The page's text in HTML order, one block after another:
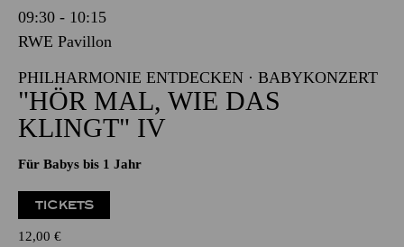
09:30 - 10:15
RWE Pavillon
PHILHARMONIE ENTDECKEN · BABYKONZERT
"HÖR MAL, WIE DAS
KLINGT" IV
Für Babys bis 1 Jahr
TICKETS
12,00 €